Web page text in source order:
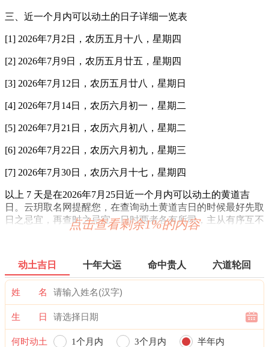
三、近一个月内可以动土的日子详细一览表
[1] 2026年7月2日，农历五月十八，星期四
[2] 2026年7月9日，农历五月廿五，星期四
[3] 2026年7月12日，农历五月廿八，星期日
[4] 2026年7月14日，农历六月初一，星期二
[5] 2026年7月21日，农历六月初八，星期二
[6] 2026年7月22日，农历六月初九，星期三
[7] 2026年7月30日，农历六月十七，星期四
以上 7 天是在2026年7月25日近一个月内可以动土的黄道吉
日。云玥取名网提醒您，在查询动土黄道吉日的时候最好先取
日之忌宜，再查时之忌宜。日时两者各有所司，主从有序互不
矛盾。选择动土吉日时请尽量避开您生肖的冲日。另外，由于
要结合命主生辰八字得出最好的方案。
点击查看剩余1%的内容
动土吉日 十年大运 命中贵人 六道轮回
姓 名
生 日
何时动土 1个月内 3个月内 半年内